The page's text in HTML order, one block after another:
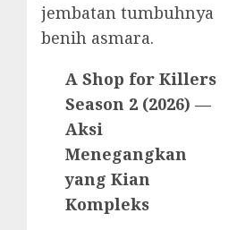
jembatan tumbuhnya
benih asmara.
A Shop for Killers
Season 2 (2026) —
Aksi
Menegangkan
yang Kian
Kompleks